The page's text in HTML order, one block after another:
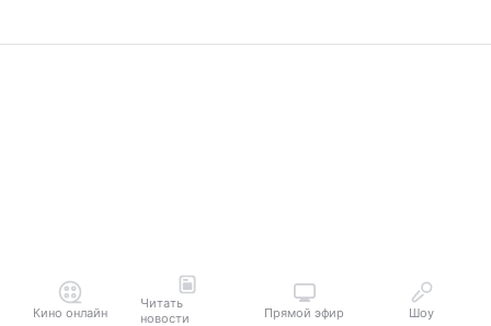
Кино онлайн
Читать
новости
Прямой эфир Шоу